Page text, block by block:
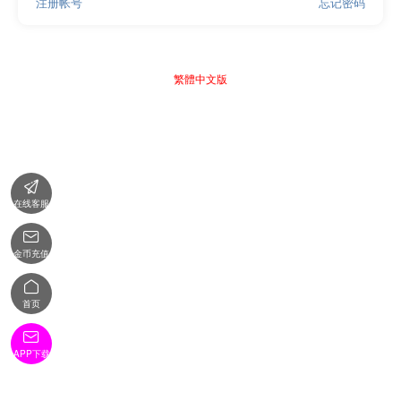
繁體中文版

在线客服

金币充值

首页

APP下载